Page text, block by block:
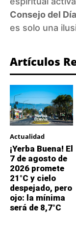
Consejo del
es solo una
Artículos
Actualidad
¡Yerba Buena! El
7 de agosto de
2026 promete
21°C y cielo
despejado, pero
ojo: la mínima
será de 8,7°C